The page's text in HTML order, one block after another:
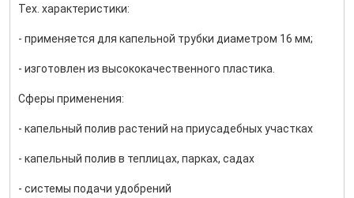
Тех. характеристики:
- применяется для капельной трубки диаметром 16 мм;
- изготовлен из высококачественного пластика.
Сферы применения:
- капельный полив растений на приусадебных участках
- капельный полив в теплицах, парках, садах
- системы подачи удобрений